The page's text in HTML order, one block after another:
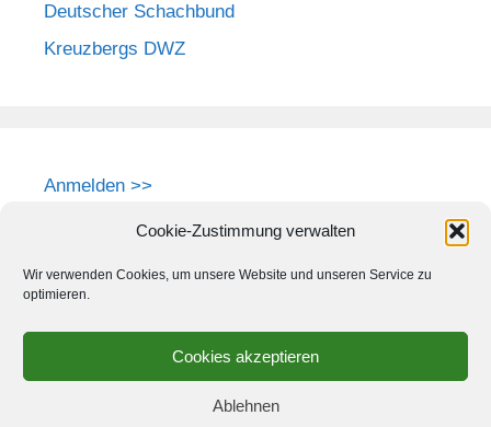
Cookie-Zustimmung verwalten
Wir verwenden Cookies, um unsere Website und unseren Service zu
optimieren.
Cookies akzeptieren
Ablehnen
Deutscher Schachbund
Kreuzbergs DWZ
Anmelden >>